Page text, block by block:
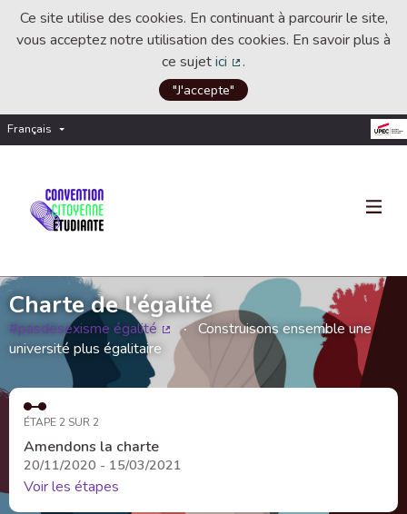
Ce site utilise des cookies. En continuant à parcourir le site,
vous acceptez notre utilisation des cookies. En savoir plus à
ce sujetici
(Lien externe)
.
"J'accepte"
Français Choisir la langue
Charte de l'égalité
#pasdesexisme égalité
(Lien externe)
Construisons ensemble une
université plus égalitaire
ÉTAPE 2 SUR 2
Amendons la charte
20/11/2020 - 15/03/2021
Voir les étapes